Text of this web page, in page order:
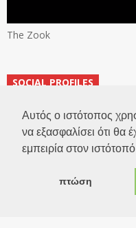
Αυτός ο ιστότοπος
να εξασφαλίσει ότι θα
εμπειρία στον
πτώση
The Zook
SOCIAL PROFILES